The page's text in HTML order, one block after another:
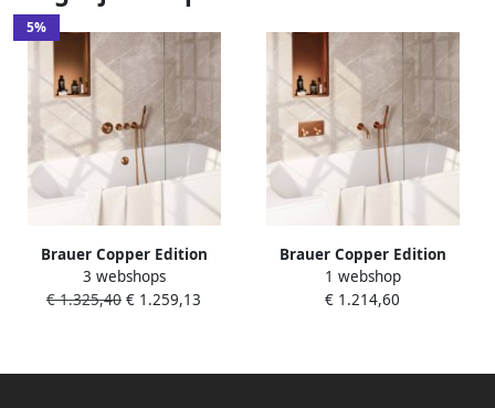
5%
Brauer Copper Edition
thermostatische inbouw
badkraan SET 02 met
doucheslang en
3 webshops
€ 1.325,40 € 1.259,13
Brauer Copper Edition
thermostatische inbouw
badkraan met drukknoppen
en wandaansluitbocht koper
1 webshop
€ 1.214,60